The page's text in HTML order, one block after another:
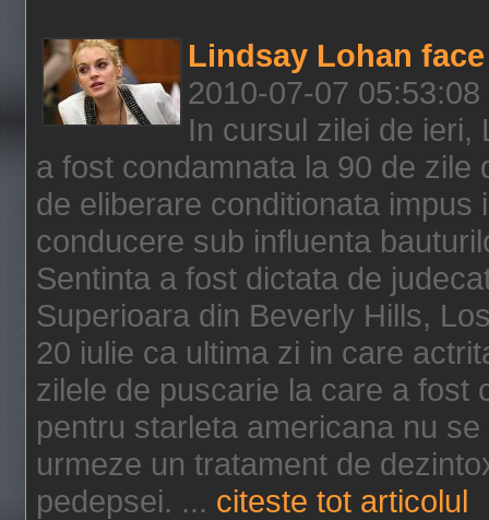
Lindsay Lohan
2010-07-07 05:53:08
In cursul zilei de ieri,
a fost condamnata la 90 de
de eliberare conditionata
conducere sub influenta
Sentinta a fost dictata de
Superioara din Beverly Hills,
20 iulie ca ultima zi in care
zilele de puscarie la care a fost
pentru starleta americana nu
urmeze un tratament de
pedepsei. ... citeste tot articolul